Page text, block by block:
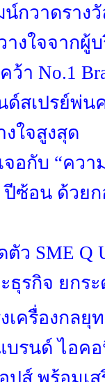
วาดรางวั
างใจจากผู้
า No.1
ด์สเปรย์พ่
งใจสูงสุด
จอกับ “คว
ปีซ้อน ด้วย
ตัว SME Q
รกิจ ยกร
เครื่องกลยุ
บรนด์ ไอค
ส์ พร้อมเส